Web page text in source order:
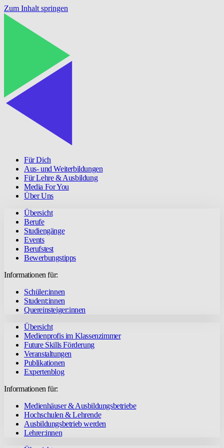
Zum Inhalt springen
Für Dich
Aus- und Weiterbildungen
Für Lehre & Ausbildung
Media For You
Über Uns
Übersicht
Berufe
Studiengänge
Events
Berufstest
Bewerbungstipps
Informationen für:
Schüler:innen
Student:innen
Quereinsteiger:innen
Übersicht
Medienprofis im Klassenzimmer
Future Skills Förderung
Veranstaltungen
Publikationen
Expertenblog
Informationen für:
Medienhäuser & Ausbildungsbetriebe
Hochschulen & Lehrende
Ausbildungsbetrieb werden
Lehrer:innen